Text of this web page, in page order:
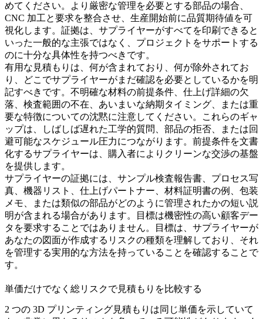
めてください。より厳密な管理を必要とする部品の場合、
CNC 加工と要求を整合させ、生産開始前に品質期待値を可
視化します。証拠は、サプライヤーがすべてを印刷できると
いった一般的な主張ではなく、プロジェクトをサポートする
のに十分な具体性を持つべきです。
有用な見積もりは、何が含まれており、何が除外されてお
り、どこでサプライヤーがまだ確認を必要としているかを明
記すべきです。不明確な材料の前提条件、仕上げ詳細の欠
落、検査範囲の不在、あいまいな納期タイミング、または重
要な特徴についての沈黙に注意してください。これらのギャ
ップは、しばしば遅れた工学的質問、部品の拒否、または回
避可能なスケジュール圧力につながります。前提条件を文書
化するサプライヤーは、購入者によりクリーンな交渉の基盤
を提供します。
サプライヤーの証拠には、サンプル検査報告書、プロセス写
真、機器リスト、仕上げパートナー、材料証明書の例、包装
メモ、または類似の部品がどのように管理されたかの短い説
明が含まれる場合があります。目標は機密性の高い顧客デー
タを要求することではありません。目標は、サプライヤーが
あなたの図面が作成するリスクの種類を理解しており、それ
を管理する実用的な方法を持っていることを確認することで
す。
単価だけでなく総リスクで見積もりを比較する
2 つの 3D プリンティング見積もりは同じ単価を示していて